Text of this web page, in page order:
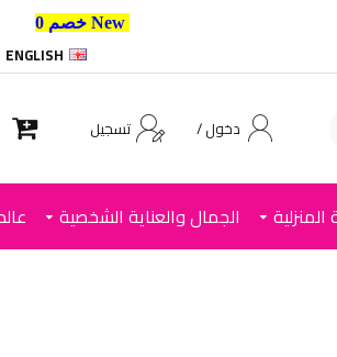
ENGLISH
دخول / تسجيل
الجمال والعناية الشخصية